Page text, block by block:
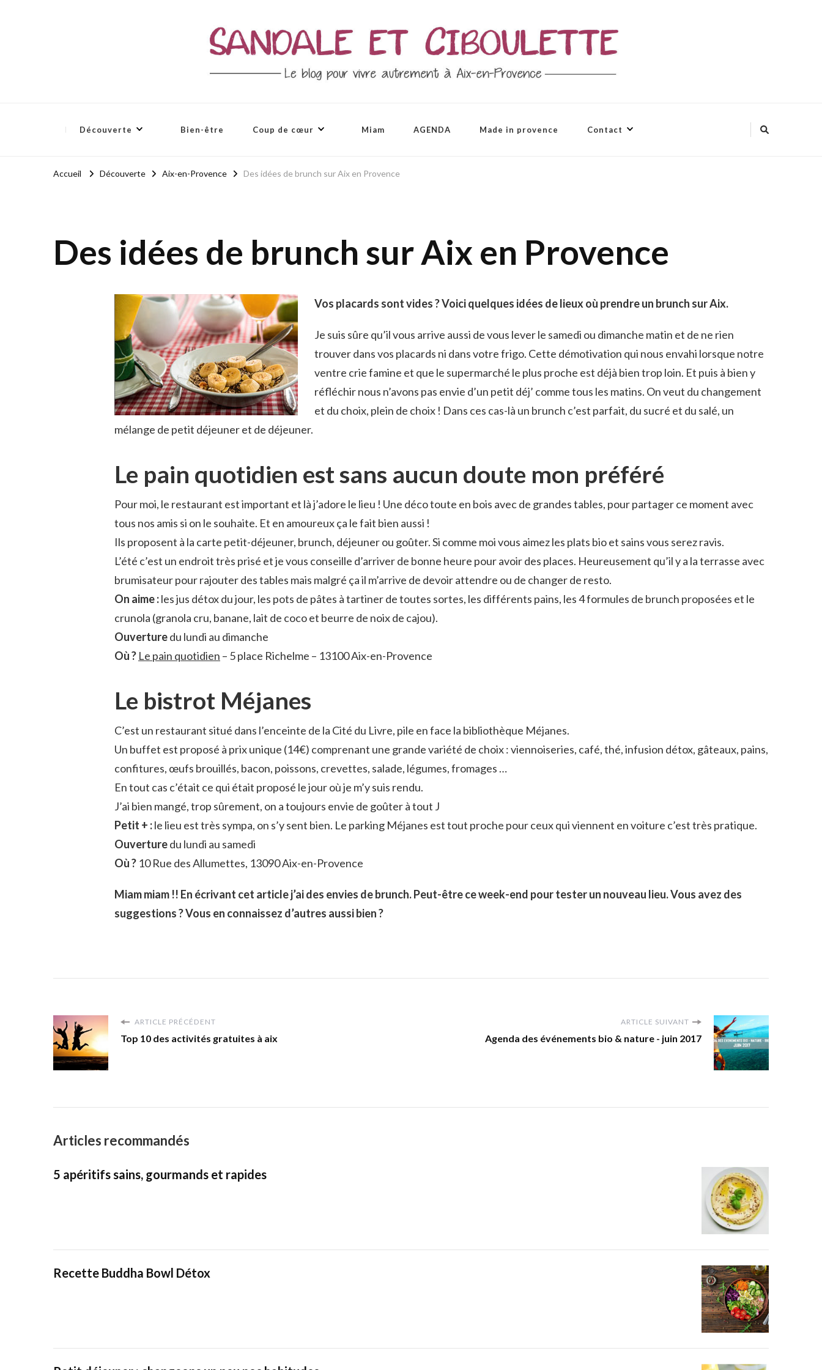
Découverte Bien-être Coup de cœur Miam AGENDA Made in provence Contact
Accueil Découverte Aix-en-Provence Des idées de brunch sur Aix en Provence
Des idées de brunch sur Aix en Provence
Vos placards sont vides ? Voici quelques idées de lieux où prendre un brunch sur Aix.
Je suis sûre qu’il vous arrive aussi de vous lever le samedi ou dimanche matin et de ne rien
trouver dans vos placards ni dans votre frigo. Cette démotivation qui nous envahi lorsque notre
ventre crie famine et que le supermarché le plus proche est déjà bien trop loin. Et puis à bien y
réfléchir nous n’avons pas envie d’un petit déj’ comme tous les matins. On veut du changement
et du choix, plein de choix ! Dans ces cas-là un brunch c’est parfait, du sucré et du salé, un
mélange de petit déjeuner et de déjeuner.
Le pain quotidien est sans aucun doute mon préféré
Pour moi, le restaurant est important et là j’adore le lieu ! Une déco toute en bois avec de grandes tables, pour partager ce moment avec
tous nos amis si on le souhaite. Et en amoureux ça le fait bien aussi !
Ils proposent à la carte petit-déjeuner, brunch, déjeuner ou goûter. Si comme moi vous aimez les plats bio et sains vous serez ravis.
L’été c’est un endroit très prisé et je vous conseille d’arriver de bonne heure pour avoir des places. Heureusement qu’il y a la terrasse avec
brumisateur pour rajouter des tables mais malgré ça il m’arrive de devoir attendre ou de changer de resto.
On aime :les jus détox du jour, les pots de pâtes à tartiner de toutes sortes, les différents pains, les 4 formules de brunch proposées et le
crunola (granola cru, banane, lait de coco et beurre de noix de cajou).
Ouverturedu lundi au dimanche
Où ? Le pain quotidien – 5 place Richelme – 13100 Aix-en-Provence
Le bistrot Méjanes
C’est un restaurant situé dans l’enceinte de la Cité du Livre, pile en face la bibliothèque Méjanes.
Un buffet est proposé à prix unique (14€) comprenant une grande variété de choix : viennoiseries, café, thé, infusion détox, gâteaux, pains,
confitures, œufs brouillés, bacon, poissons, crevettes, salade, légumes, fromages …
En tout cas c’était ce qui était proposé le jour où je m’y suis rendu.
J’ai bien mangé, trop sûrement, on a toujours envie de goûter à tout J
Petit + :le lieu est très sympa, on s’y sent bien. Le parking Méjanes est tout proche pour ceux qui viennent en voiture c’est très pratique.
Ouverturedu lundi au samedi
Où ? 10 Rue des Allumettes, 13090 Aix-en-Provence
Miam miam !! En écrivant cet article j’ai des envies de brunch. Peut-être ce week-end pour tester un nouveau lieu. Vous avez des
suggestions ? Vous en connaissez d’autres aussi bien ?
ARTICLE PRÉCÉDENT
Top 10 des activités gratuites à aix
ARTICLE SUIVANT
Agenda des événements bio & nature - juin 2017
Articles recommandés
5 apéritifs sains, gourmands et rapides
Recette Buddha Bowl Détox